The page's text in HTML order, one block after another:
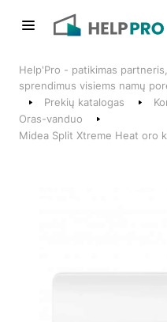
Telefonai
+370 600 74008
Klientų aptarnavimo skyrius
Help'Pro - patikimas
sprendimus visiems namų
Prekių katalogas
Oras-vanduo
Midea Split Xtreme Heat oro